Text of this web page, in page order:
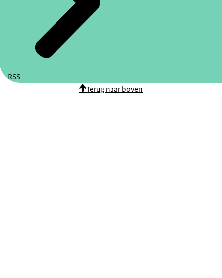
RSS
Terug naar boven